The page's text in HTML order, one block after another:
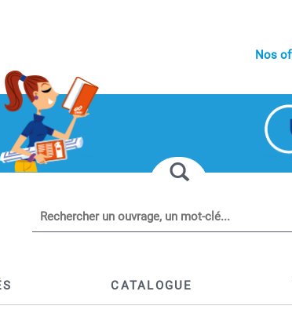
Nos
CATALOGUE